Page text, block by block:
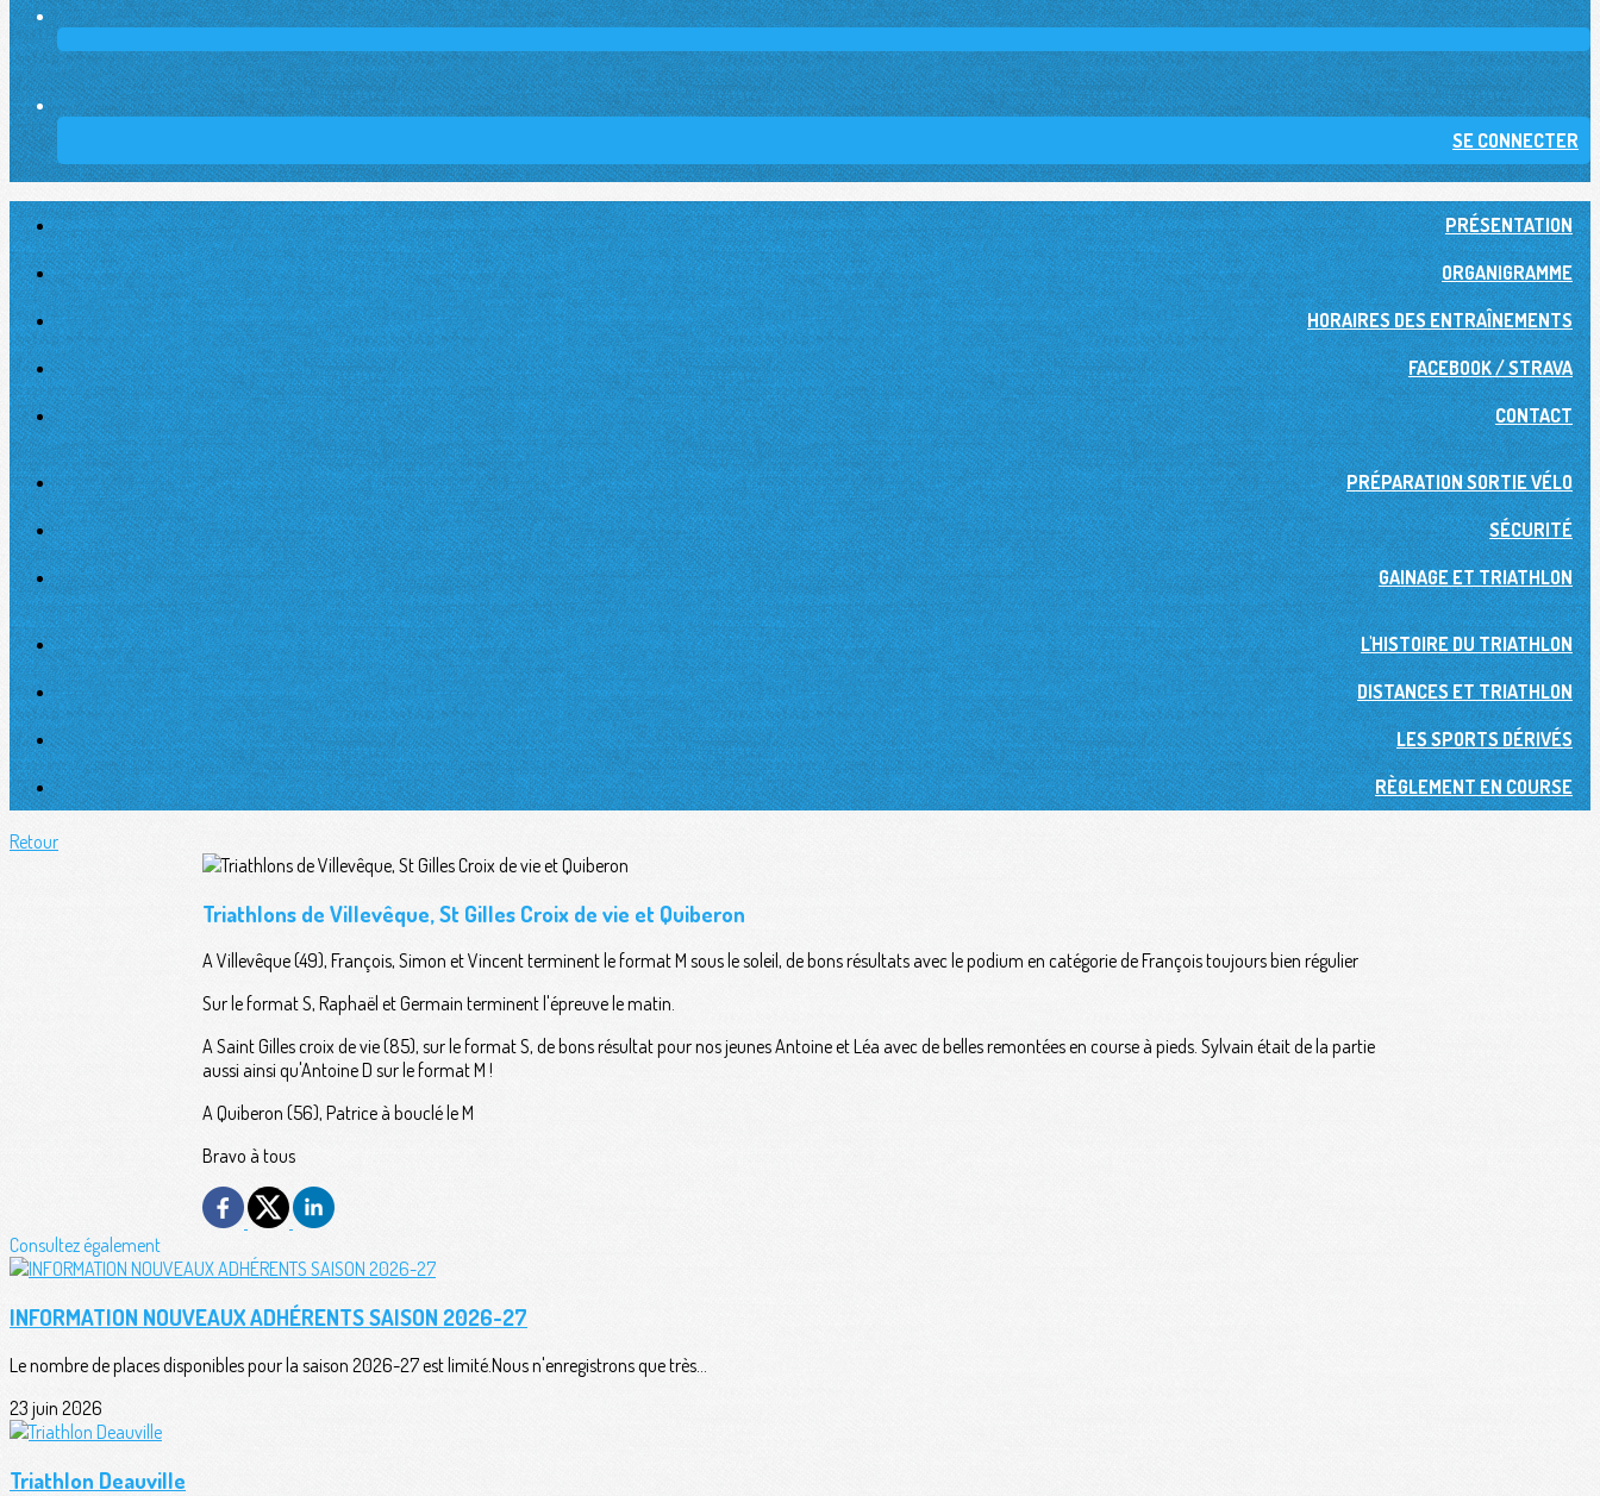
SE CONNECTER
PRÉSENTATION
ORGANIGRAMME
HORAIRES DES ENTRAÎNEMENTS
FACEBOOK / STRAVA
CONTACT
PRÉPARATION SORTIE VÉLO
SÉCURITÉ
GAINAGE ET TRIATHLON
L'HISTOIRE DU TRIATHLON
DISTANCES ET TRIATHLON
LES SPORTS DÉRIVÉS
RÈGLEMENT EN COURSE
Retour
Triathlons de Villevêque, St Gilles Croix de vie et Quiberon
A Villevêque (49), François, Simon et Vincent terminent le format M sous le soleil, de bons résultats avec le podium en catégorie de François toujours bien régulier
Sur le format S, Raphaël et Germain terminent l'épreuve le matin.
A Saint Gilles croix de vie (85), sur le format S, de bons résultat pour nos jeunes Antoine et Léa avec de belles remontées en course à pieds. Sylvain était de la partie
aussi ainsi qu'Antoine D sur le format M !
A Quiberon (56), Patrice à bouclé le M
Bravo à tous
Consultez également
INFORMATION NOUVEAUX ADHÉRENTS SAISON 2026-27
Le nombre de places disponibles pour la saison 2026-27 est limité.Nous n'enregistrons que très...
23 juin 2026
Triathlon Deauville